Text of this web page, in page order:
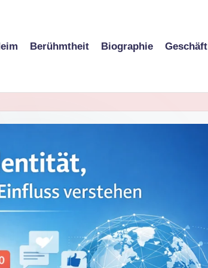
Berühmtheit Biographie Geschäft